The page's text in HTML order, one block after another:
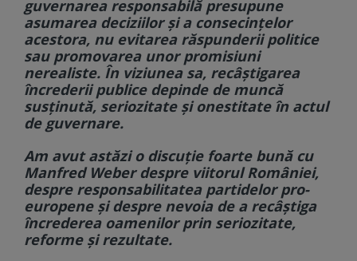
guvernarea responsabilă presupune
asumarea deciziilor și a consecințelor
acestora, nu evitarea răspunderii politice
sau promovarea unor promisiuni
nerealiste. În viziunea sa, recâștigarea
încrederii publice depinde de muncă
susținută, seriozitate și onestitate în actul
de guvernare.
Am avut astăzi o discuție foarte bună cu
Manfred Weber despre viitorul României,
despre responsabilitatea partidelor pro-
europene și despre nevoia de a recâștiga
încrederea oamenilor prin seriozitate,
reforme și rezultate.